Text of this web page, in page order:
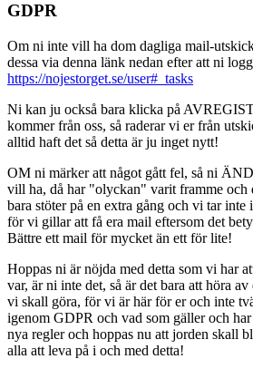
GDPR
Om ni inte vill ha dom dagliga mail-
dessa via denna länk nedan efter att ni
https://nojestorget.se/user#_tasks
Ni kan ju också bara klicka på
kommer från oss, så raderar vi er från
alltid haft det så detta är ju inget nytt!
OM ni märker att något gått fel, så ni
vill ha, då har "olyckan" varit framme
bara stöter på en extra gång och vi tar
för vi gillar att få era mail eftersom det
Bättre ett mail för mycket än ett för lite!
Hoppas ni är nöjda med detta som vi har
var, är ni inte det, så är det bara att höra
vi skall göra, för vi är här för er och inte
igenom GDPR och vad som gäller och har
nya regler och hoppas nu att jorden skall
alla att leva på i och med detta!